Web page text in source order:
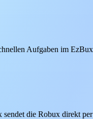
Aufgaben im
die Robux direkt